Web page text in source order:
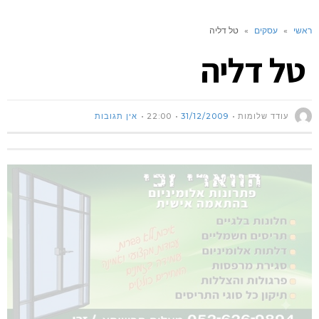
ראשי » עסקים » טל דליה
טל דליה
עודד שלומות 31/12/2009
22:00 אין תגובות